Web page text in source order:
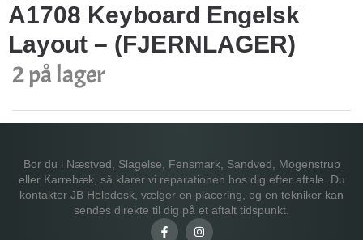
A1708 Keyboard Engelsk
Layout – (FJERNLAGER)
2 på lager
Bor du i Næstved, Slagelse, Fensmark, Sandved, Mogenstrup
eller Karrebæk, så klarer vi reparationen hos dig efter aftale. Du
kontakter JB Helpdesk, vælger en placering, og en tekniker kan
sendes direkte til dig på et aftalt tidspunkt.